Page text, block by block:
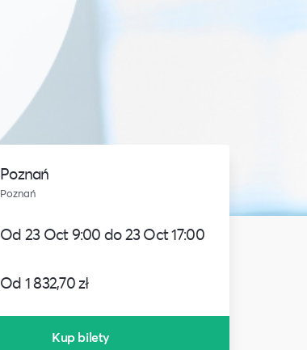
Poznań
Poznań
Od 23 Oct 9:00 do 23 Oct 17:00
Od 1 832,70 zł
Kup bilety